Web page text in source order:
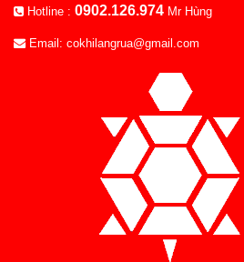
Hotline : 0902.126.974 Mr Hùng
Email: cokhilangrua@gmail.com